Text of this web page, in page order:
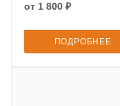
от 1 800 ₽
ПОДРОБНЕЕ